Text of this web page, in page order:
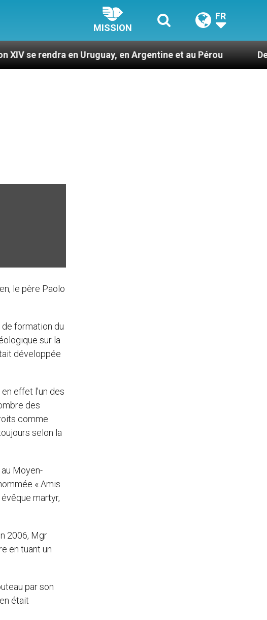
MISSION
FR
en Uruguay, en Argentine et au Pérou Des prophètes
le père Paolo
formation du
sur la
développée
effet l’un des
des
comme
selon la
Moyen-
« Amis
martyr,
2006, Mgr
en tuant un
par son
était